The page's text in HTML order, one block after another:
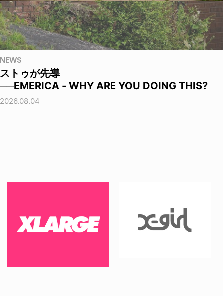
NEWS
ストゥが先導
──EMERICA - WHY ARE YOU DOING THIS?
2026.08.04